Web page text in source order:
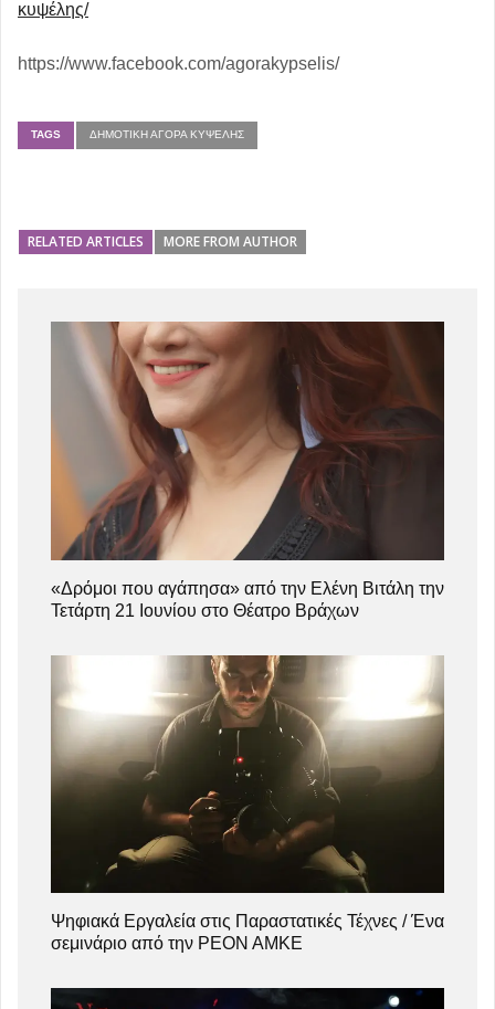
κυψέλης/
https://www.facebook.com/agorakypselis/
TAGS ΔΗΜΟΤΙΚΉ ΑΓΟΡΆ ΚΥΨΈΛΗΣ
RELATED ARTICLES MORE FROM AUTHOR
«Δρόμοι που αγάπησα» από την Ελένη Βιτάλη την
Τετάρτη 21 Ιουνίου στο Θέατρο Βράχων
Ψηφιακά Εργαλεία στις Παραστατικές Τέχνες / Ένα
σεμινάριο από την ΡΕΟΝ ΑΜΚΕ